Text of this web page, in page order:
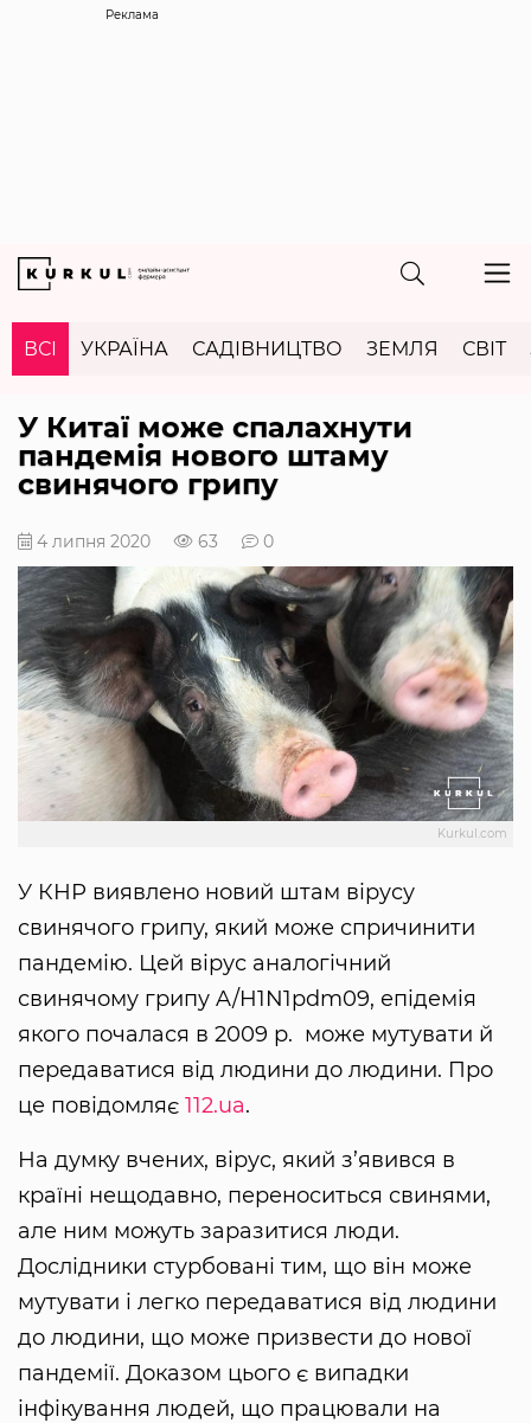
Реклама
ВСІ УКРАЇНА САДІВНИЦТВО ЗЕМЛЯ СВІТ
У Китаї може спалахнути
пандемія нового штаму
свинячого грипу
4 липня 2020 63 0
Kurkul.com
У КНР виявлено новий штам вірусу
свинячого грипу, який може спричинити
пандемію. Цей вірус аналогічний
свинячому грипу A/H1N1pdm09, епідемія
якого почалася в 2009 р. може мутувати й
передаватися від людини до людини. Про
це повідомляє 112.ua.
На думку вчених, вірус, який з’явився в
країні нещодавно, переноситься свинями,
але ним можуть заразитися люди.
Дослідники стурбовані тим, що він може
мутувати і легко передаватися від людини
до людини, що може призвести до нової
пандемії. Доказом цього є випадки
інфікування людей, що працювали на